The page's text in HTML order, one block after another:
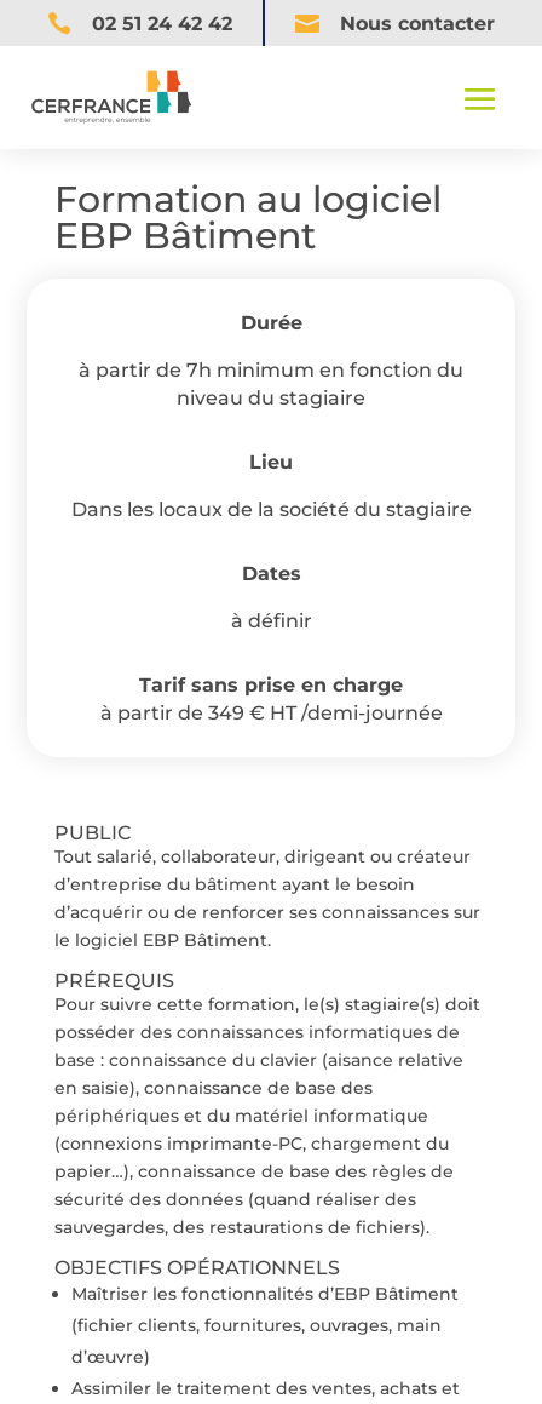
 02 51 24 42 42  Nous contacter
Formation au logiciel
EBP Bâtiment
Durée
à partir de 7h minimum en fonction du
niveau du stagiaire
Lieu
Dans les locaux de la société du stagiaire
Dates
à définir
Tarif sans prise en charge
à partir de 349 € HT /demi-journée
PUBLIC
Tout salarié, collaborateur, dirigeant ou créateur
d’entreprise du bâtiment ayant le besoin
d’acquérir ou de renforcer ses connaissances sur
le logiciel EBP Bâtiment.
PRÉREQUIS
Pour suivre cette formation, le(s) stagiaire(s) doit
posséder des connaissances informatiques de
base : connaissance du clavier (aisance relative
en saisie), connaissance de base des
périphériques et du matériel informatique
(connexions imprimante-PC, chargement du
papier…), connaissance de base des règles de
sécurité des données (quand réaliser des
sauvegardes, des restaurations de fichiers).
OBJECTIFS OPÉRATIONNELS
Maîtriser les fonctionnalités d’EBP Bâtiment
(fichier clients, fournitures, ouvrages, main
d’œuvre)
Assimiler le traitement des ventes, achats et